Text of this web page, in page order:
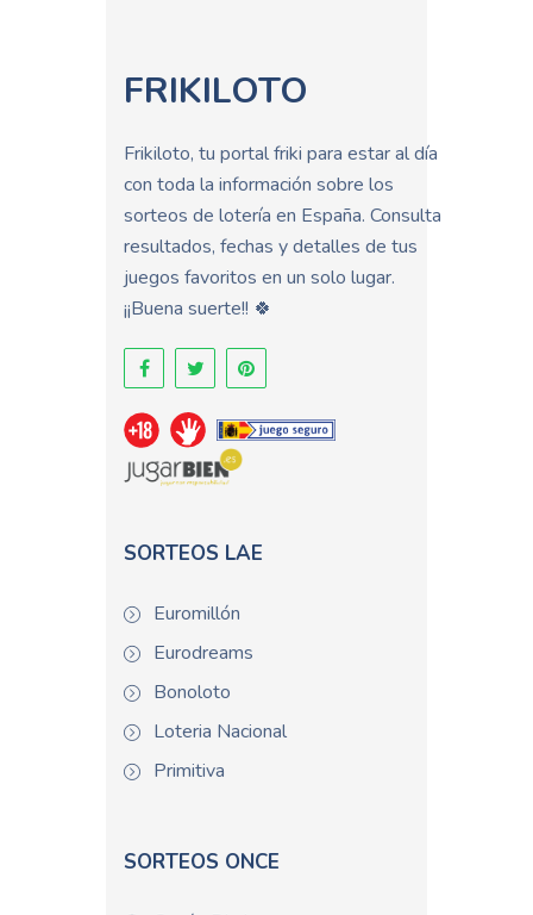
FRIKILOTO
Frikiloto, tu portal friki para estar al día
con toda la información sobre los
sorteos de lotería en España. Consulta
resultados, fechas y detalles de tus
juegos favoritos en un solo lugar.
¡¡Buena suerte!! 🍀
SORTEOS LAE
Euromillón
Eurodreams
Bonoloto
Loteria Nacional
Primitiva
SORTEOS ONCE